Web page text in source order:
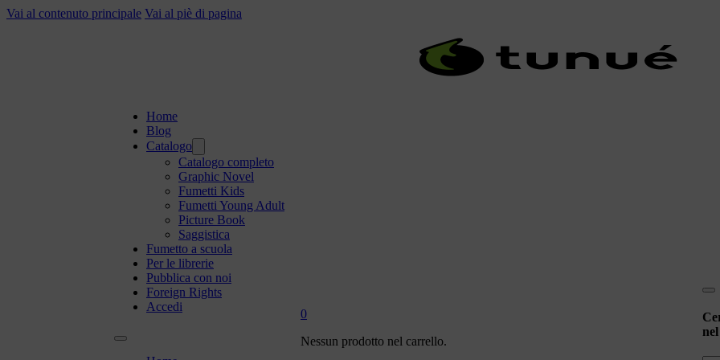
Vai al contenuto principale Vai al piè di pagina
Home
Blog
Catalogo
Catalogo completo
Graphic Novel
Fumetti Kids
Fumetti Young Adult
Picture Book
Saggistica
Fumetto a scuola
Per le librerie
Pubblica con noi
Foreign Rights
Accedi
0
Nessun prodotto nel carrello.